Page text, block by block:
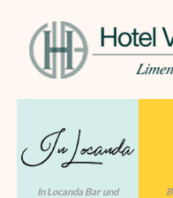
In Locanda Bar und